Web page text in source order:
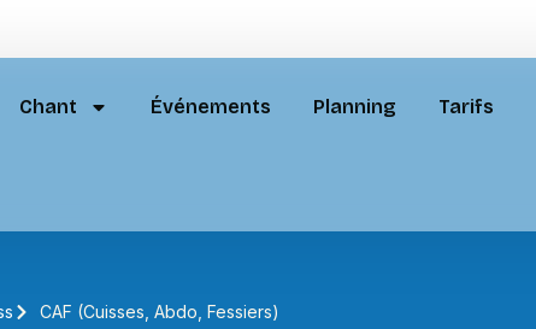
Chant Événements Planning Tarifs
CAF (Cuisses, Abdo, Fessiers)